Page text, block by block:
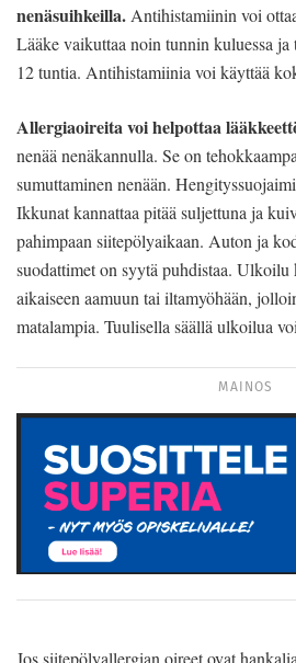
nenäsuihkeilla. Antihistamiinin voi
Lääke vaikuttaa noin tunnin kuluessa ja
12 tuntia. Antihistamiinia voi käyttää
Allergiaoireita voi helpottaa
nenää nenäkannulla. Se on
sumuttaminen nenään.
Ikkunat kannattaa pitää suljettuna ja
pahimpaan siitepölyaikaan. Auton ja
suodattimet on syytä puhdistaa. Ulkoilu
aikaiseen aamuun tai iltamyöhään,
matalampia. Tuulisella säällä ulkoilua
MAINOS
Jos siitepölyallergian oireet ovat